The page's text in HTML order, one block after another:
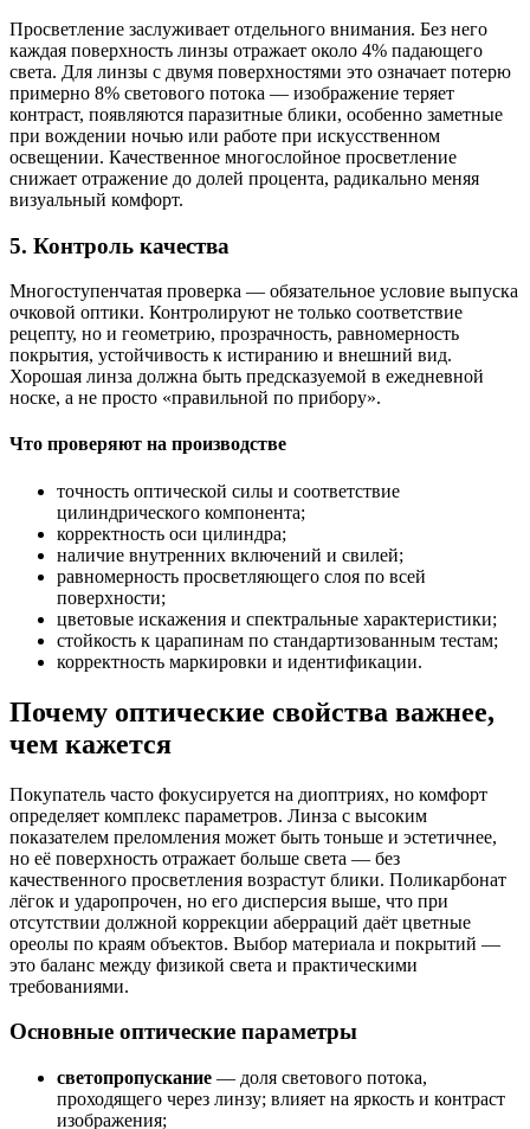
Просветление заслуживает отдельного внимания. Без него
каждая поверхность линзы отражает около 4% падающего
света. Для линзы с двумя поверхностями это означает потерю
примерно 8% светового потока — изображение теряет
контраст, появляются паразитные блики, особенно заметные
при вождении ночью или работе при искусственном
освещении. Качественное многослойное просветление
снижает отражение до долей процента, радикально меняя
визуальный комфорт.
5. Контроль качества
Многоступенчатая проверка — обязательное условие выпуска
очковой оптики. Контролируют не только соответствие
рецепту, но и геометрию, прозрачность, равномерность
покрытия, устойчивость к истиранию и внешний вид.
Хорошая линза должна быть предсказуемой в ежедневной
носке, а не просто «правильной по прибору».
Что проверяют на производстве
точность оптической силы и соответствие
цилиндрического компонента;
корректность оси цилиндра;
наличие внутренних включений и свилей;
равномерность просветляющего слоя по всей
поверхности;
цветовые искажения и спектральные характеристики;
стойкость к царапинам по стандартизованным тестам;
корректность маркировки и идентификации.
Почему оптические свойства важнее,
чем кажется
Покупатель часто фокусируется на диоптриях, но комфорт
определяет комплекс параметров. Линза с высоким
показателем преломления может быть тоньше и эстетичнее,
но её поверхность отражает больше света — без
качественного просветления возрастут блики. Поликарбонат
лёгок и ударопрочен, но его дисперсия выше, что при
отсутствии должной коррекции аберраций даёт цветные
ореолы по краям объектов. Выбор материала и покрытий —
это баланс между физикой света и практическими
требованиями.
Основные оптические параметры
светопропускание — доля светового потока,
проходящего через линзу; влияет на яркость и контраст
изображения;